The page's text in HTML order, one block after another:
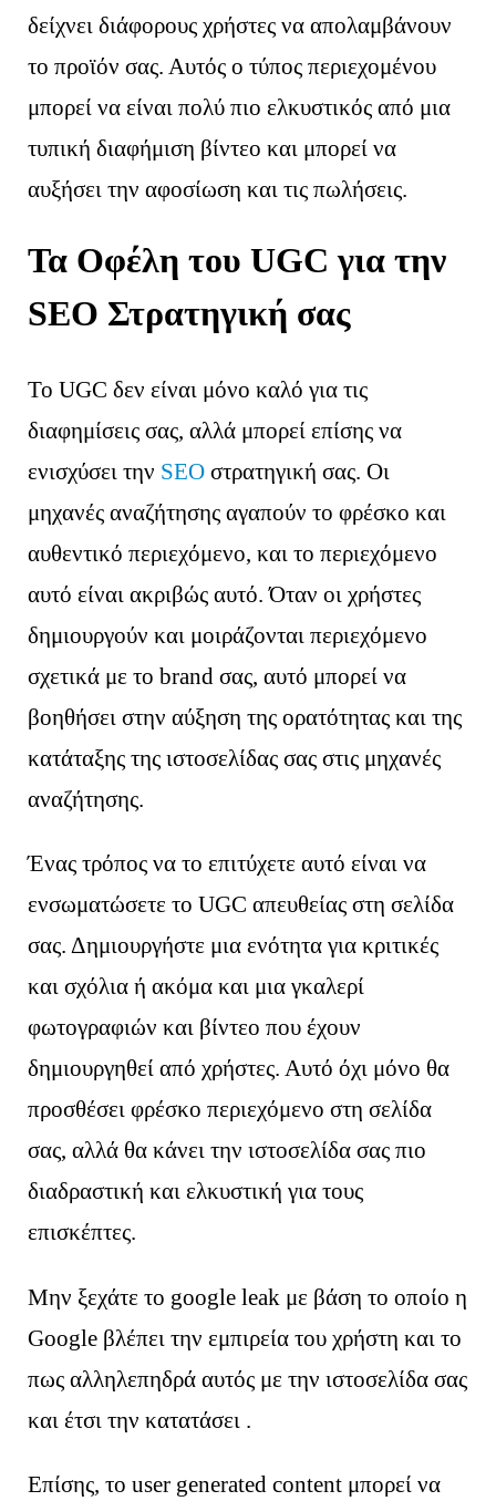
δείχνει διάφορους χρήστες να απολαμβάνουν
το προϊόν σας. Αυτός ο τύπος περιεχομένου
μπορεί να είναι πολύ πιο ελκυστικός από μια
τυπική διαφήμιση βίντεο και μπορεί να
αυξήσει την αφοσίωση και τις πωλήσεις.
Τα Οφέλη του UGC για την
SEO Στρατηγική σας
Το UGC δεν είναι μόνο καλό για τις
διαφημίσεις σας, αλλά μπορεί επίσης να
ενισχύσει την SEO στρατηγική σας. Οι
μηχανές αναζήτησης αγαπούν το φρέσκο και
αυθεντικό περιεχόμενο, και το περιεχόμενο
αυτό είναι ακριβώς αυτό. Όταν οι χρήστες
δημιουργούν και μοιράζονται περιεχόμενο
σχετικά με το brand σας, αυτό μπορεί να
βοηθήσει στην αύξηση της ορατότητας και της
κατάταξης της ιστοσελίδας σας στις μηχανές
αναζήτησης.
Ένας τρόπος να το επιτύχετε αυτό είναι να
ενσωματώσετε το UGC απευθείας στη σελίδα
σας. Δημιουργήστε μια ενότητα για κριτικές
και σχόλια ή ακόμα και μια γκαλερί
φωτογραφιών και βίντεο που έχουν
δημιουργηθεί από χρήστες. Αυτό όχι μόνο θα
προσθέσει φρέσκο περιεχόμενο στη σελίδα
σας, αλλά θα κάνει την ιστοσελίδα σας πιο
διαδραστική και ελκυστική για τους
επισκέπτες.
Μην ξεχάτε το google leak με βάση το οποίο η
Google βλέπει την εμπιρεία του χρήστη και το
πως αλληλεπηδρά αυτός με την ιστοσελίδα σας
και έτσι την κατατάσει .
Επίσης, το user generated content μπορεί να